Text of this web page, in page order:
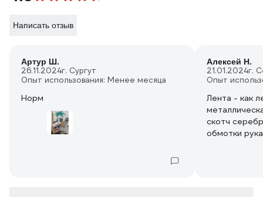
Написать отзыв
Артур Ш.
26.11.2024г. Сургут
Опыт использования: Менее месяца
Норм
Алексей Н.
21.01.2024г.
Опыт
Лента - как
скотч
обмотки